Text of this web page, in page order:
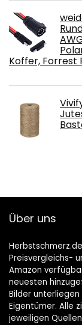
Koffer, Forrest
Über uns
Preisvergleichs-
Amazon
neuesten
Bilder
Eigentümer. Alle
jeweiligen